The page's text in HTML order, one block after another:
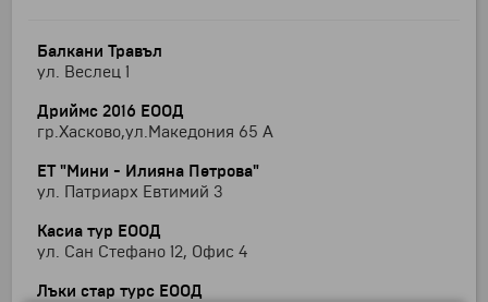
Балкани Травъл
ул. Веслец 1
Дриймс 2016 ЕООД
гр.Хасково,ул.Македония 65 А
ЕТ "Мини - Илияна Петрова"
ул. Патриарх Евтимий 3
Касиа тур ЕООД
ул. Сан Стефано 12, Офис 4
Лъки стар турс ЕООД